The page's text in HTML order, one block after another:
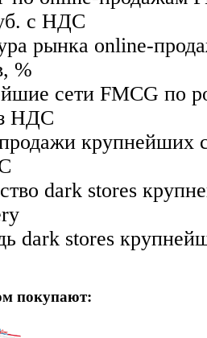
с НДС
рынка online-
%
сети FMCG по
НДС
крупнейших
dark stores
dark stores
покупают: